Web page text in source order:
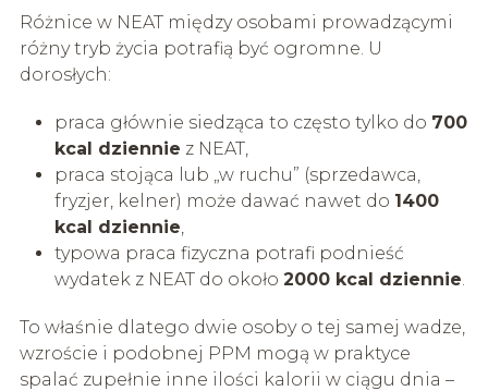
Różnice w NEAT między osobami prowadzącymi
różny tryb życia potrafią być ogromne. U
dorosłych:
praca głównie siedząca to często tylko do 700
kcal dziennie z NEAT,
praca stojąca lub „w ruchu” (sprzedawca,
fryzjer, kelner) może dawać nawet do 1400
kcal dziennie,
typowa praca fizyczna potrafi podnieść
wydatek z NEAT do około 2000 kcal dziennie.
To właśnie dlatego dwie osoby o tej samej wadze,
wzroście i podobnej PPM mogą w praktyce
spalać zupełnie inne ilości kalorii w ciągu dnia –